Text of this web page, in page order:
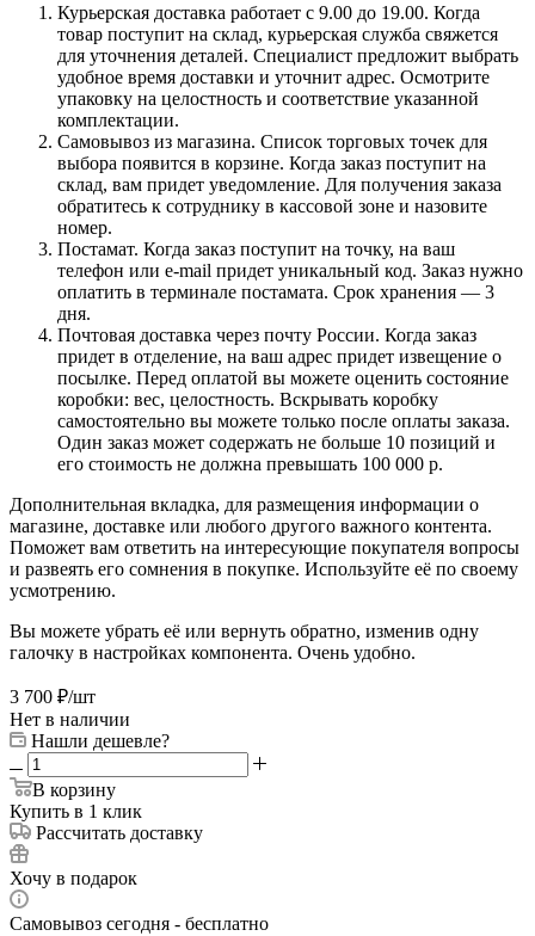
Курьерская доставка работает с 9.00 до 19.00. Когда
товар поступит на склад, курьерская служба свяжется
для уточнения деталей. Специалист предложит выбрать
удобное время доставки и уточнит адрес. Осмотрите
упаковку на целостность и соответствие указанной
комплектации.
Самовывоз из магазина. Список торговых точек для
выбора появится в корзине. Когда заказ поступит на
склад, вам придет уведомление. Для получения заказа
обратитесь к сотруднику в кассовой зоне и назовите
номер.
Постамат. Когда заказ поступит на точку, на ваш
телефон или e-mail придет уникальный код. Заказ нужно
оплатить в терминале постамата. Срок хранения — 3
дня.
Почтовая доставка через почту России. Когда заказ
придет в отделение, на ваш адрес придет извещение о
посылке. Перед оплатой вы можете оценить состояние
коробки: вес, целостность. Вскрывать коробку
самостоятельно вы можете только после оплаты заказа.
Один заказ может содержать не больше 10 позиций и
его стоимость не должна превышать 100 000 р.
Дополнительная вкладка, для размещения информации о
магазине, доставке или любого другого важного контента.
Поможет вам ответить на интересующие покупателя вопросы
и развеять его сомнения в покупке. Используйте её по своему
усмотрению.
Вы можете убрать её или вернуть обратно, изменив одну
галочку в настройках компонента. Очень удобно.
3 700 ₽/шт
Нет в наличии
Нашли дешевле?
В корзину
Купить в 1 клик
Рассчитать доставку
Хочу в подарок
Самовывоз сегодня - бесплатно